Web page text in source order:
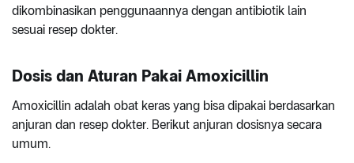
dikombinasikan penggunaannya dengan antibiotik lain
sesuai resep dokter.
Dosis dan Aturan Pakai Amoxicillin
Amoxicillin adalah obat keras yang bisa dipakai berdasarkan
anjuran dan resep dokter. Berikut anjuran dosisnya secara
umum.